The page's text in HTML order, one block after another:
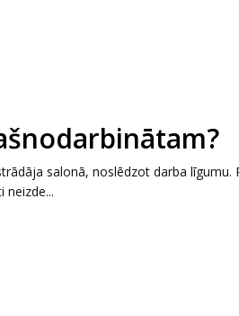
salonā, noslēdzot darba
neizde...